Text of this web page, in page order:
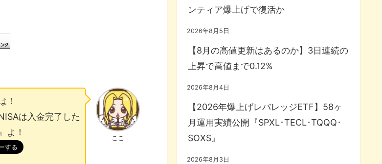
ここ
！
は入金完了した
よ！
ンティア爆上げで復活か
2026年8月5日
【8月の高値更新はあるのか】3日連続の
上昇で高値まで0.12%
2026年8月4日
【2026年爆上げレバレッジETF】58ヶ
月運用実績公開『SPXL･TECL･TQQQ･
SOXS』
2026年8月3日